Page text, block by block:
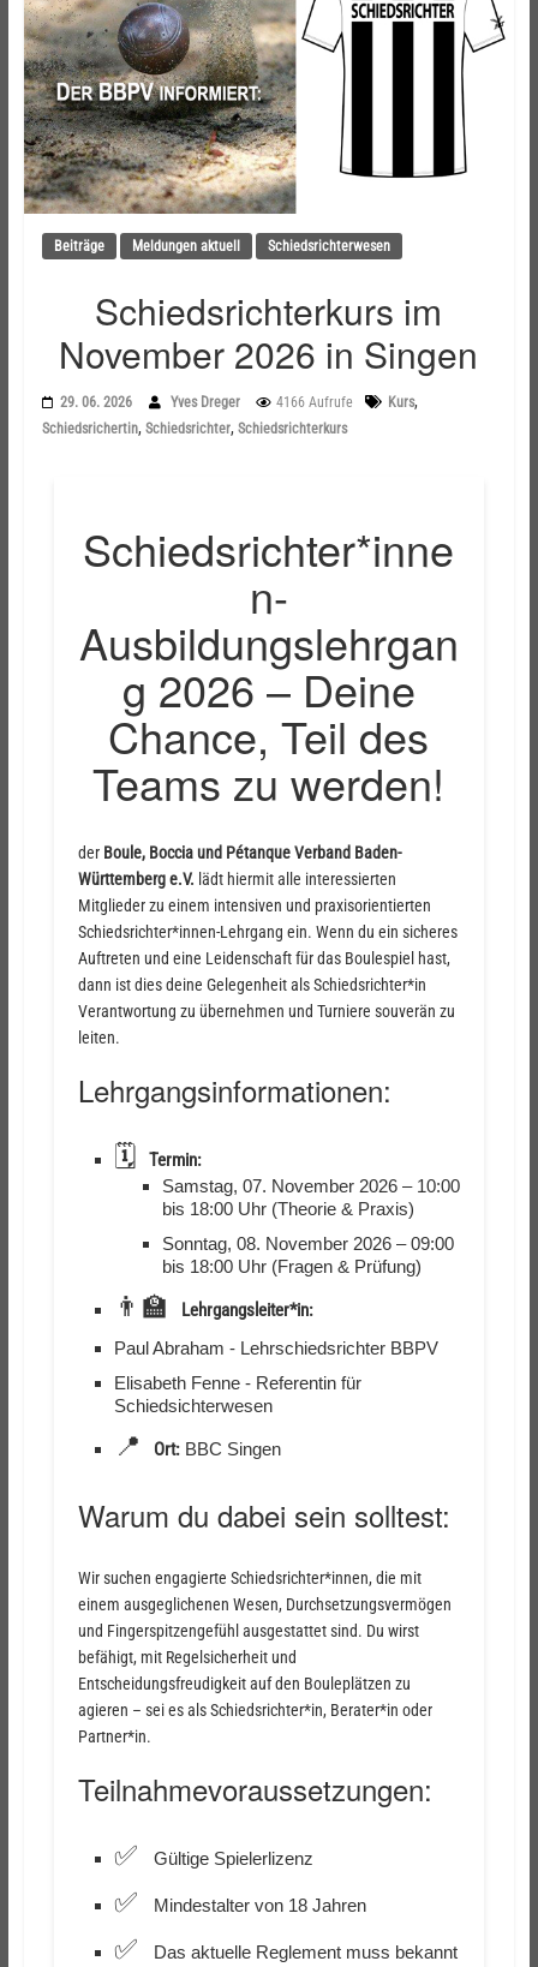
Beiträge Meldungen aktuell Schiedsrichterwesen
Schiedsrichterkurs im
November 2026 in Singen
29. 06. 2026 Yves Dreger 4166 Aufrufe Kurs,
Schiedsrichertin, Schiedsrichter, Schiedsrichterkurs
Schiedsrichter*inne
n-
Ausbildungslehrgan
g 2026 – Deine
Chance, Teil des
Teams zu werden!
der Boule, Boccia und Pétanque Verband Baden-
Württemberg e.V. lädt hiermit alle interessierten
Mitglieder zu einem intensiven und praxisorientierten
Schiedsrichter*innen-Lehrgang ein. Wenn du ein sicheres
Auftreten und eine Leidenschaft für das Boulespiel hast,
dann ist dies deine Gelegenheit als Schiedsrichter*in
Verantwortung zu übernehmen und Turniere souverän zu
leiten.
Lehrgangsinformationen:
🗓️ Termin:
Samstag, 07. November 2026 – 10:00
bis 18:00 Uhr (Theorie & Praxis)
Sonntag, 08. November 2026 – 09:00
bis 18:00 Uhr (Fragen & Prüfung)
👨‍🏫 Lehrgangsleiter*in:
Paul Abraham - Lehrschiedsrichter BBPV
Elisabeth Fenne - Referentin für
Schiedsichterwesen
📍 Ort:BBC Singen
Warum du dabei sein solltest:
Wir suchen engagierte Schiedsrichter*innen, die mit
einem ausgeglichenen Wesen, Durchsetzungsvermögen
und Fingerspitzengefühl ausgestattet sind. Du wirst
befähigt, mit Regelsicherheit und
Entscheidungsfreudigkeit auf den Bouleplätzen zu
agieren – sei es als Schiedsrichter*in, Berater*in oder
Partner*in.
Teilnahmevoraussetzungen:
✅ Gültige Spielerlizenz
✅ Mindestalter von 18 Jahren
✅
Das aktuelle Reglement muss bekannt